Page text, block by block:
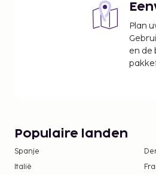
Plan
en de
Populaire landen
Spanje
Italië